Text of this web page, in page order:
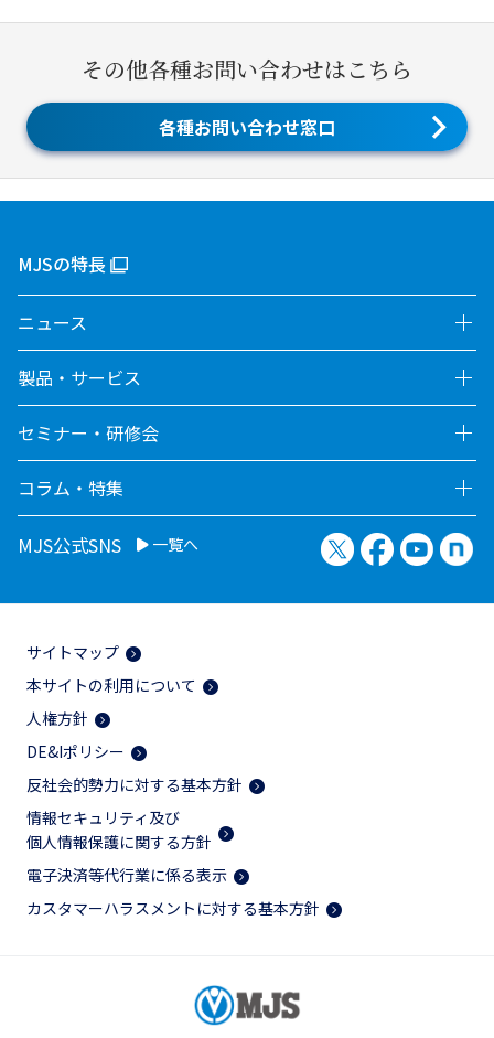
その他各種お問い合わせはこちら
各種お問い合わせ窓口
MJSの特長
ニュース
製品・サービス
セミナー・研修会
コラム・特集
MJS公式SNS 一覧へ X（旧Twitter）
Facebook
サイトマップ
本サイトの利用について
人権方針
DE&Iポリシー
反社会的勢力に対する基本方針
情報セキュリティ及び
個人情報保護に関する方針
電子決済等代行業に係る表示
カスタマーハラスメントに対する基本方針